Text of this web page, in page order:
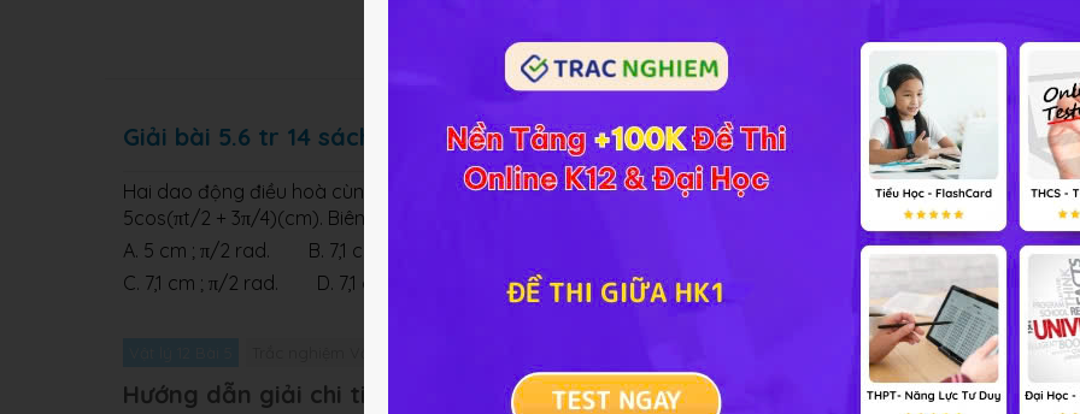
Lý thuyết 10Trắc nghiệm 19BT SGK 477FAQ
Giải bài 5.6 tr 14 sách BT Lý lớp 12
Hai dao động điều hoà cùng phương, cùng tần số có phương trình lần lượt là : x = 5cos(πt/2 + π/4)(cm) và x
5cos(πt/2 + 3π/4)(cm). Biên độ và pha ban đầu của dao động tổng hợp là
A. 5 cm ; π/2 rad. B. 7,1 cm ; 0 rad.
C. 7,1 cm ; π/2 rad. D. 7,1 cm ; π/4 rad.
Hướng dẫn giải chi tiết